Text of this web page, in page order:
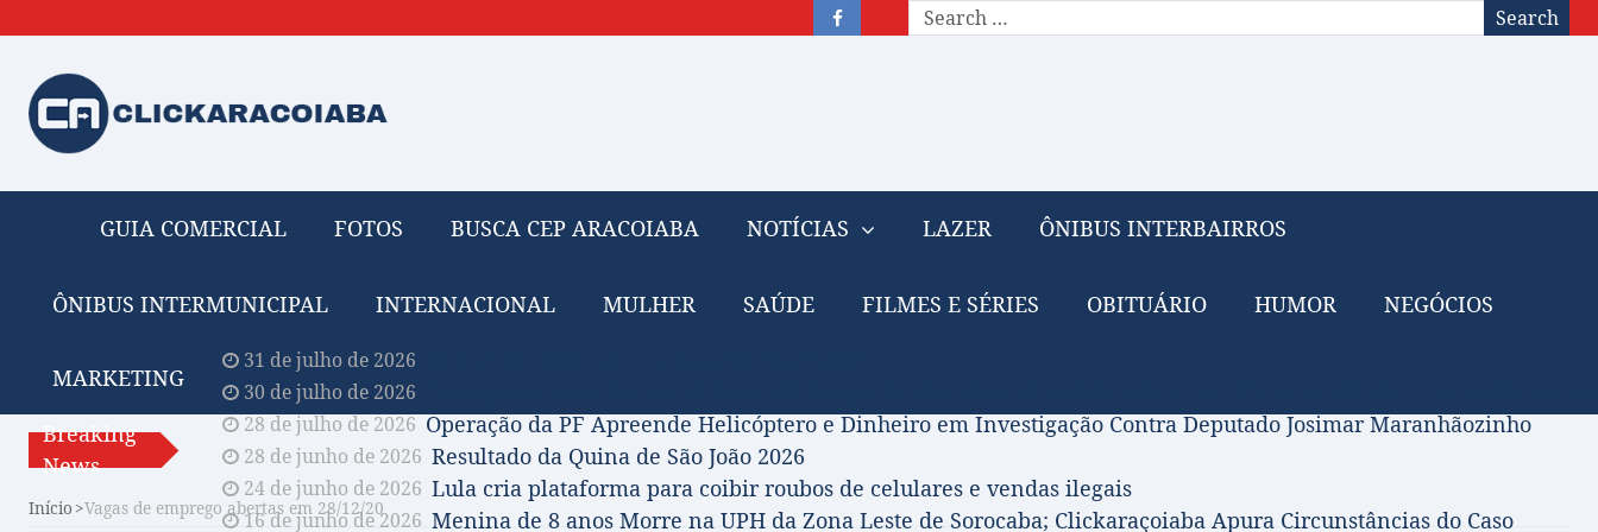
Search
GUIA COMERCIAL FOTOS BUSCA CEP ARACOIABA NOTÍCIAS LAZER ÔNIBUS INTERBAIRROS
ÔNIBUS INTERMUNICIPAL INTERNACIONAL MULHER SAÚDE FILMES E SÉRIES OBITUÁRIO HUMOR NEGÓCIOS
MARKETING
Breaking
News
31 de julho de 2026
30 de julho de 2026
28 de julho de 2026 Operação da PF Apreende Helicóptero e Dinheiro em Investigação Contra Deputado Josimar Maranhãozinho
28 de junho de 2026 Resultado da Quina de São João 2026
24 de junho de 2026 Lula cria plataforma para coibir roubos de celulares e vendas ilegais
16 de junho de 2026 Menina de 8 anos Morre na UPH da Zona Leste de Sorocaba; Clickaraçoiaba Apura Circunstâncias do Caso
Início Vagas de emprego abertas em 28/12/20